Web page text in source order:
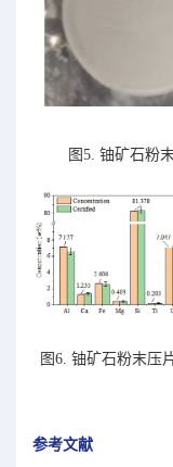
图5. 铀矿石粉
图6. 铀矿石粉末压
参考文献